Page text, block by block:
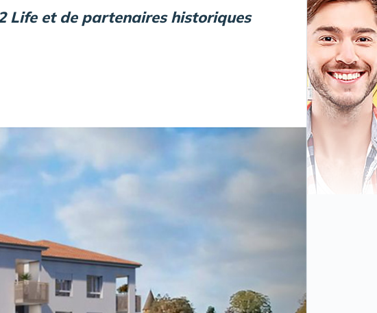
Life et de partenaires historiques